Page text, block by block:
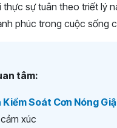
sự tuân theo triết lý
phúc trong cuộc sống
tâm:
Kiểm Soát Cơn Nóng
xúc